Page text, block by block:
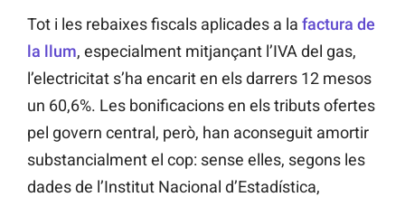
Tot i les rebaixes fiscals aplicades a la factura de
la llum, especialment mitjançant l’IVA del gas,
l’electricitat s’ha encarit en els darrers 12 mesos
un 60,6%. Les bonificacions en els tributs ofertes
pel govern central, però, han aconseguit amortir
substancialment el cop: sense elles, segons les
dades de l’Institut Nacional d’Estadística,